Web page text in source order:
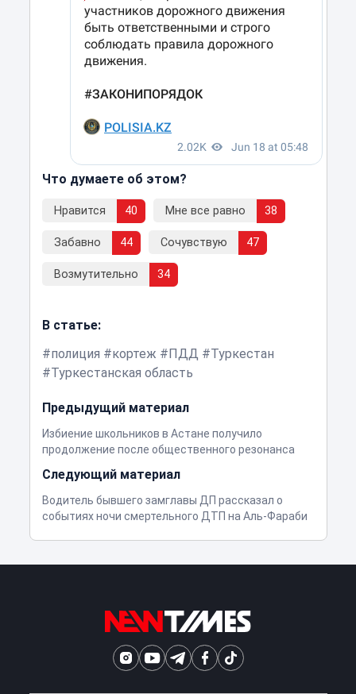
Что думаете об этом?
Нравится 40 Мне все равно 38
Забавно 44 Сочувствую 47
Возмутительно 34
В статье:
полиция
кортеж ПДД
Туркестан
Туркестанская область
Предыдущий материал
Избиение школьников в Астане получило
продолжение после общественного резонанса
Следующий материал
Водитель бывшего замглавы ДП рассказал о
событиях ночи смертельного ДТП на Аль-Фараби